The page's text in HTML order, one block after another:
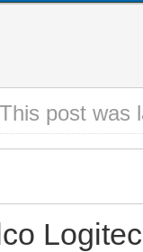
post was